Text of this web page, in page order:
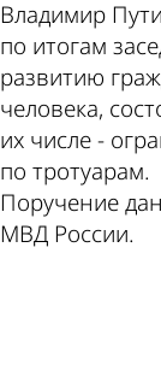
Владимир
по итогам
развитию
человека,
их числе -
по тротуарам.
Поручение
МВД России.